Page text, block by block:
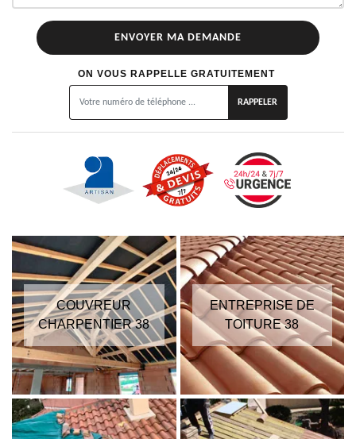
ON VOUS RAPPELLE GRATUITEMENT
COUVREUR
CHARPENTIER 38
ENTREPRISE DE
TOITURE 38